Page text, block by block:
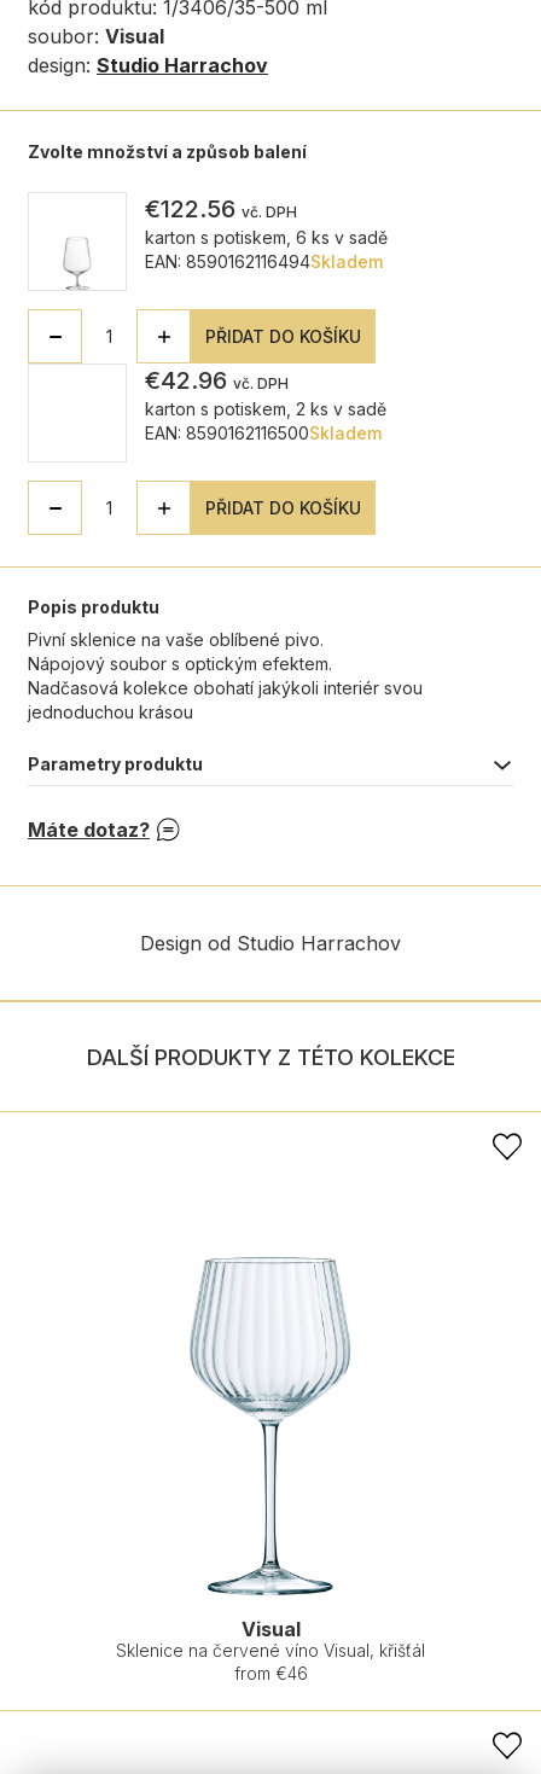
kód produktu: 1/3406/35-500 ml
soubor: Visual
design: Studio Harrachov
Zvolte množství a způsob balení
€122.56 vč. DPH
karton s potiskem, 6 ks v sadě
EAN: 8590162116494Skladem
PŘIDAT DO KOŠÍKU
€42.96 vč. DPH
karton s potiskem, 2 ks v sadě
EAN: 8590162116500Skladem
PŘIDAT DO KOŠÍKU
Popis produktu
Pivní sklenice na vaše oblíbené pivo.
Nápojový soubor s optickým efektem.
Nadčasová kolekce obohatí jakýkoli interiér svou
jednoduchou krásou
Parametry produktu
Máte dotaz?
Design od Studio Harrachov
DALŠÍ PRODUKTY Z TÉTO KOLEKCE
Visual
Sklenice na červené víno Visual, křišťál
from €46